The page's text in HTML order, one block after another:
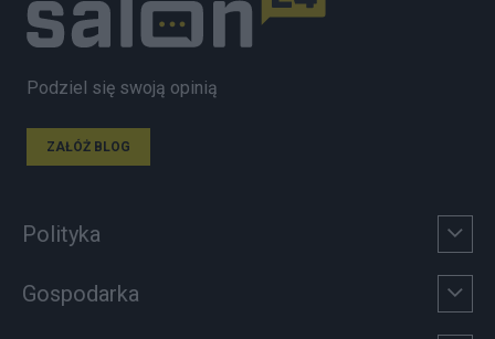
Podziel się swoją opinią
ZAŁÓŻ BLOG
Polityka
Gospodarka